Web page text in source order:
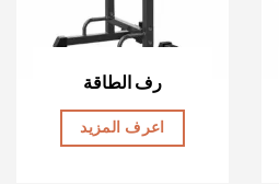
رف الطاقة
اعرف المزيد